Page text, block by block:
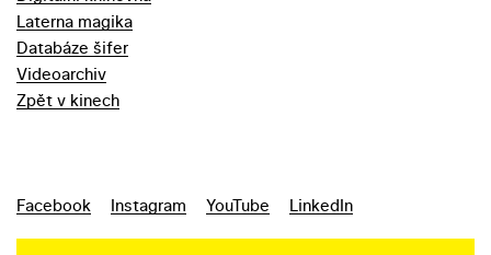
Laterna magika
Databáze šifer
Videoarchiv
Zpět v kinech
Facebook Instagram YouTube LinkedIn